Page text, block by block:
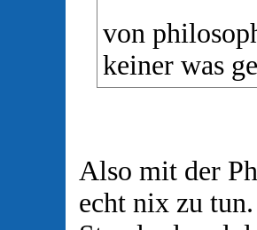
von
keiner was
Also mit der
echt nix zu